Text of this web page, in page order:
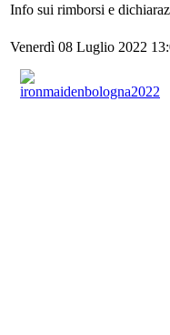
Info sui rimborsi e
Venerdì 08 Luglio 2022